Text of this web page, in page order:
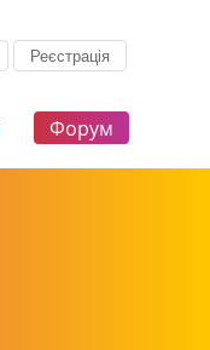
Реєстрація
Форум